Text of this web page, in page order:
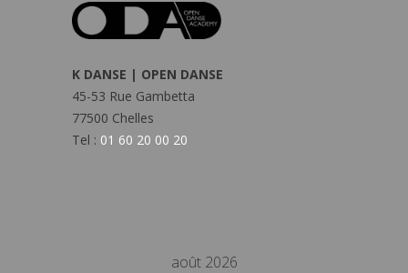
K DANSE | OPEN DANSE
45-53 Rue Gambetta
77500 Chelles
Tel : 01 60 20 00 20
août 2026